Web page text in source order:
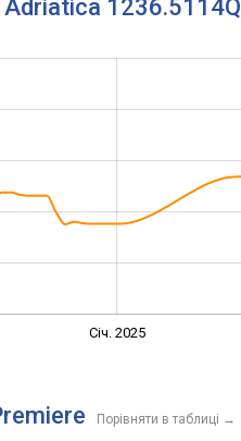
Adriatica 1236.5114Q
Січ. 2025
Порівняти в таблиці →